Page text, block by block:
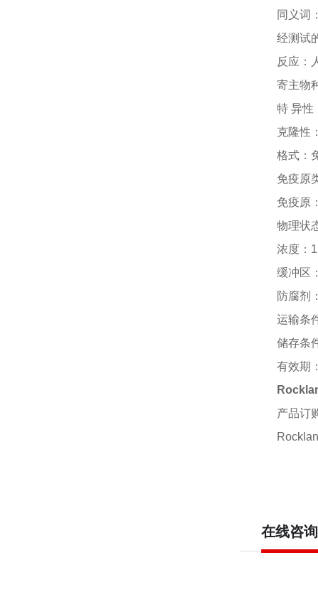
同义词
经测试
反应：
寄主物
特 异性
克隆性
格式：
免疫原
免疫原
物理状
浓度：
缓冲区
防腐剂
运输条
储存条
有效期
产品订
在线咨询